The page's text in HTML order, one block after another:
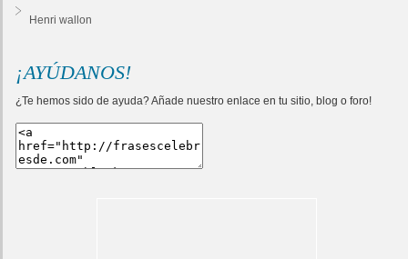
Henri wallon
¡AYÚDANOS!
¿Te hemos sido de ayuda? Añade nuestro enlace en tu sitio, blog o foro!